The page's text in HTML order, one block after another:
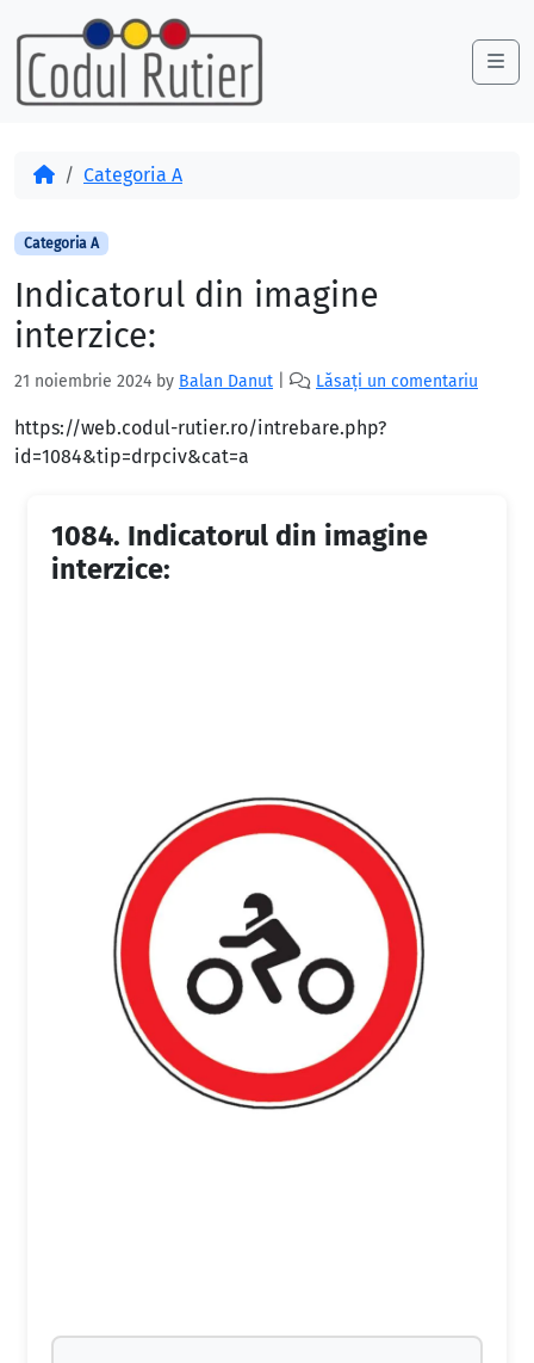
Skip to content
Skip to footer
AcasăCategoria A
Categoria A
Indicatorul din imagine
interzice:
21 noiembrie 2024 by Balan Danut Lăsați un comentariu
https://web.codul-rutier.ro/intrebare.php?
id=1084&tip=drpciv&cat=a
1084. Indicatorul din imagine
interzice: